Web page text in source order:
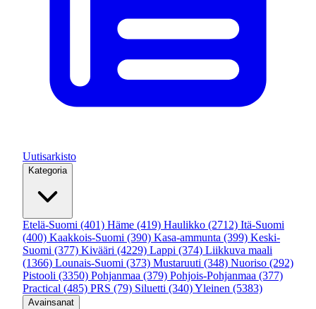
Uutisarkisto
Kategoria
Etelä-Suomi (401) Häme (419) Haulikko (2712) Itä-Suomi
(400) Kaakkois-Suomi (390) Kasa-ammunta (399) Keski-
Suomi (377) Kivääri (4229) Lappi (374) Liikkuva maali
(1366) Lounais-Suomi (373) Mustaruuti (348) Nuoriso (292)
Pistooli (3350) Pohjanmaa (379) Pohjois-Pohjanmaa (377)
Practical (485) PRS (79) Siluetti (340)Yleinen (5383)
Avainsanat